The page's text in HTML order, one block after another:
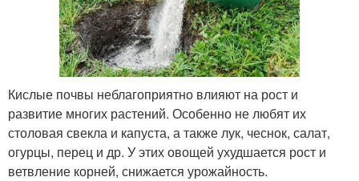
Кислые почвы неблагоприятно влияют на рост и
развитие многих растений. Особенно не любят их
столовая свекла и капуста, а также лук, чеснок, салат,
огурцы, перец и др. У этих овощей ухудшается рост и
ветвление корней, снижается урожайность.